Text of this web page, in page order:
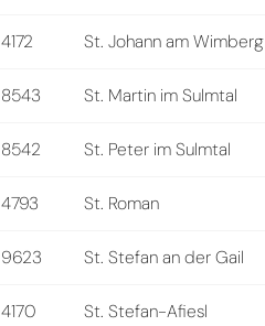
4172 St. Johann am Wimberg
8543 St. Martin im Sulmtal
8542 St. Peter im Sulmtal
4793 St. Roman
9623 St. Stefan an der Gail
4170 St. Stefan-Afiesl